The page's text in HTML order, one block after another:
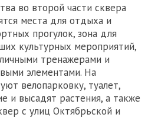
во второй части сквера
места для отдыха и
прогулок, зона для
культурных мероприятий,
тренажерами и
элементами. На
велопарковку, туалет,
и высадят растения, а также
с улиц Октябрьской и